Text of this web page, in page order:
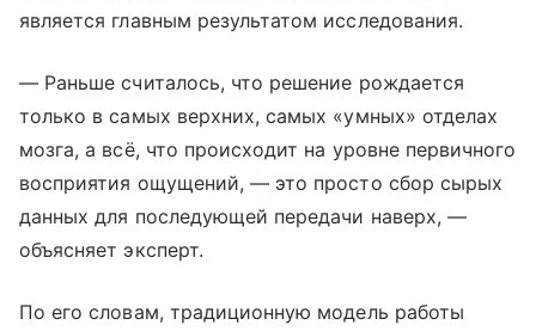
является главным результатом исследования.
— Раньше считалось, что решение рождается
только в самых верхних, самых «умных» отделах
мозга, а всё, что происходит на уровне первичного
восприятия ощущений, — это просто сбор сырых
данных для последующей передачи наверх, —
объясняет эксперт.
По его словам, традиционную модель работы